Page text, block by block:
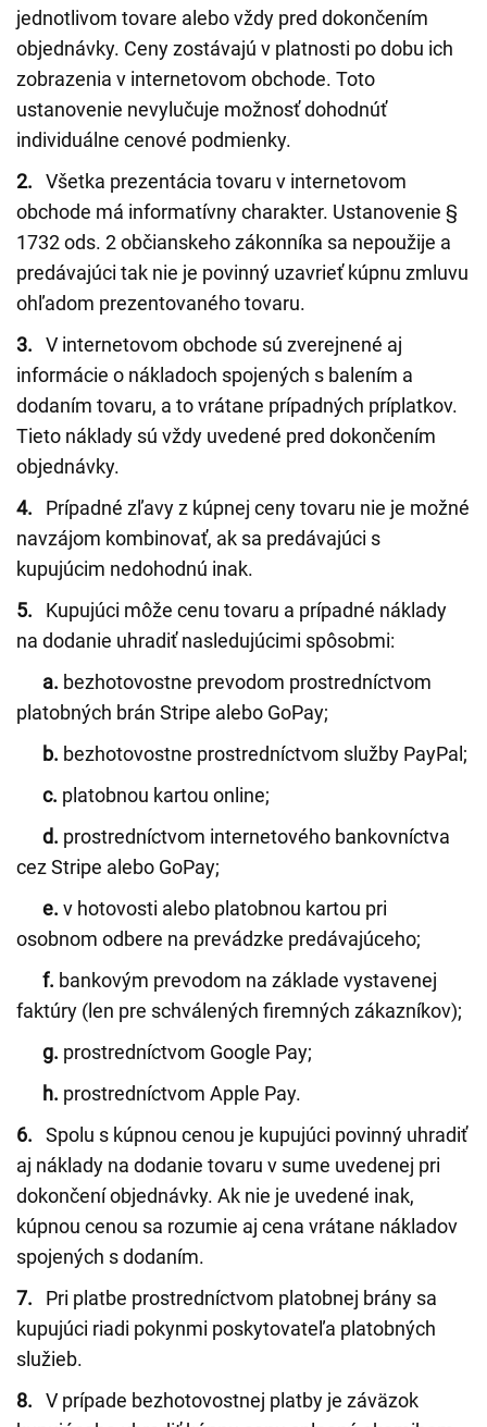
jednotlivom tovare alebo vždy pred dokončením
objednávky. Ceny zostávajú v platnosti po dobu ich
zobrazenia v internetovom obchode. Toto
ustanovenie nevylučuje možnosť dohodnúť
individuálne cenové podmienky.
2.
Všetka prezentácia tovaru v internetovom
obchode má informatívny charakter. Ustanovenie §
1732 ods. 2 občianskeho zákonníka sa nepoužije a
predávajúci tak nie je povinný uzavrieť kúpnu zmluvu
ohľadom prezentovaného tovaru.
3.
V internetovom obchode sú zverejnené aj
informácie o nákladoch spojených s balením a
dodaním tovaru, a to vrátane prípadných príplatkov.
Tieto náklady sú vždy uvedené pred dokončením
objednávky.
4. Prípadné zľavy z kúpnej ceny tovaru nie je možné
navzájom kombinovať, ak sa predávajúci s
kupujúcim nedohodnú inak.
5. Kupujúci môže cenu tovaru a prípadné náklady
na dodanie uhradiť nasledujúcimi spôsobmi:
a. bezhotovostne prevodom prostredníctvom
platobných brán Stripe alebo GoPay;
b. bezhotovostne prostredníctvom služby PayPal;
c. platobnou kartou online;
d. prostredníctvom internetového bankovníctva
cez Stripe alebo GoPay;
e. v hotovosti alebo platobnou kartou pri
osobnom odbere na prevádzke predávajúceho;
f. bankovým prevodom na základe vystavenej
faktúry (len pre schválených firemných zákazníkov);
g. prostredníctvom Google Pay;
h. prostredníctvom Apple Pay.
6.
Spolu s kúpnou cenou je kupujúci povinný uhradiť
aj náklady na dodanie tovaru v sume uvedenej pri
dokončení objednávky. Ak nie je uvedené inak,
kúpnou cenou sa rozumie aj cena vrátane nákladov
spojených s dodaním.
7. Pri platbe prostredníctvom platobnej brány sa
kupujúci riadi pokynmi poskytovateľa platobných
služieb.
8. V prípade bezhotovostnej platby je záväzok